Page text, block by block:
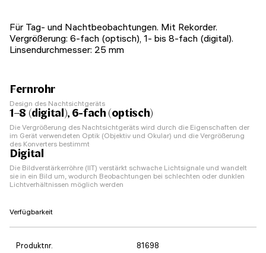
Für Tag- und Nachtbeobachtungen. Mit Rekorder.
Vergrößerung: 6-fach (optisch), 1- bis 8-fach (digital).
Linsendurchmesser: 25 mm
Fernrohr
Design des Nachtsichtgeräts
1–8 (digital), 6-fach (optisch)
Die Vergrößerung des Nachtsichtgeräts wird durch die Eigenschaften der
im Gerät verwendeten Optik (Objektiv und Okular) und die Vergrößerung
des Konverters bestimmt
Digital
Die Bildverstärkerröhre (IIT) verstärkt schwache Lichtsignale und wandelt
sie in ein Bild um, wodurch Beobachtungen bei schlechten oder dunklen
Lichtverhältnissen möglich werden
Verfügbarkeit
Produktnr.
81698